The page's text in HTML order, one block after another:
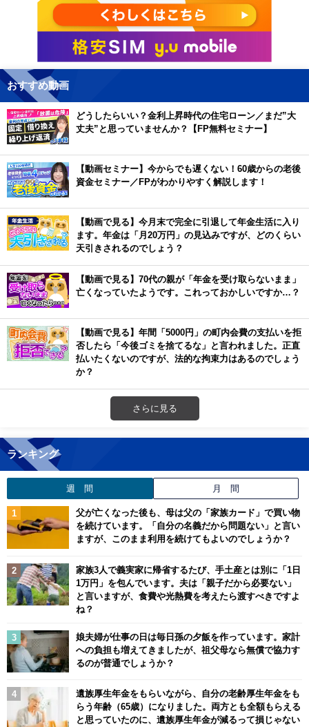
おすすめ動画
どうしたらいい？金利上昇時代の住宅ローン／まだ”大
丈夫”と思っていませんか？【FP無料セミナー】
【動画セミナー】今からでも遅くない！60歳からの老後
資金セミナー／FPがわかりやすく解説します！
【動画で見る】今月末で完全に引退して年金生活に入り
ます。年金は「月20万円」の見込みですが、どのくらい
天引きされるのでしょう？
【動画で見る】70代の親が「年金を受け取らないまま」
亡くなっていたようです。これっておかしいですか…？
【動画で見る】年間「5000円」の町内会費の支払いを拒
否したら「今後ゴミを捨てるな」と言われました。正直
払いたくないのですが、法的な拘束力はあるのでしょう
か？
さらに見る
ランキング
週 間 月 間
父が亡くなった後も、母は父の「家族カード」で買い物
を続けています。「自分の名義だから問題ない」と言い
ますが、このまま利用を続けてもよいのでしょうか？
家族3人で義実家に帰省するたび、手土産とは別に「1日
1万円」を包んでいます。夫は「親子だから必要ない」
と言いますが、食費や光熱費を考えたら渡すべきですよ
ね？
娘夫婦が仕事の日は毎日孫の夕飯を作っています。家計
への負担も増えてきましたが、祖父母なら無償で協力す
るのが普通でしょうか？
遺族厚生年金をもらいながら、自分の老齢厚生年金をも
らう年齢（65歳）になりました。両方とも全額もらえる
と思っていたのに、遺族厚生年金が減るって損じゃない